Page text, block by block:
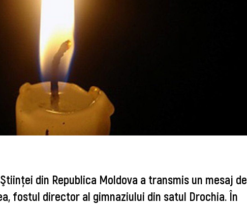
din Republica Moldova a transmis un mesaj de
fostul director al gimnaziului din satul Drochia. În